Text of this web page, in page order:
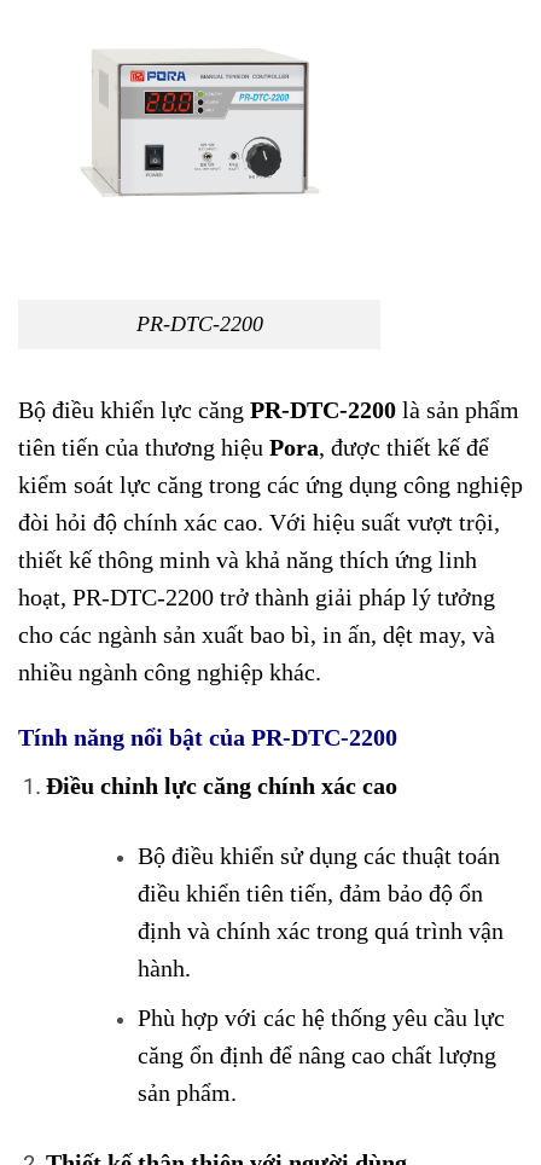
PR-DTC-2200
Bộ điều khiển lực căng PR-DTC-2200 là sản phẩm
tiên tiến của thương hiệu Pora, được thiết kế để
kiểm soát lực căng trong các ứng dụng công nghiệp
đòi hỏi độ chính xác cao. Với hiệu suất vượt trội,
thiết kế thông minh và khả năng thích ứng linh
hoạt, PR-DTC-2200 trở thành giải pháp lý tưởng
cho các ngành sản xuất bao bì, in ấn, dệt may, và
nhiều ngành công nghiệp khác.
Tính năng nổi bật của PR-DTC-2200
Điều chỉnh lực căng chính xác cao
Bộ điều khiển sử dụng các thuật toán
điều khiển tiên tiến, đảm bảo độ ổn
định và chính xác trong quá trình vận
hành.
Phù hợp với các hệ thống yêu cầu lực
căng ổn định để nâng cao chất lượng
sản phẩm.